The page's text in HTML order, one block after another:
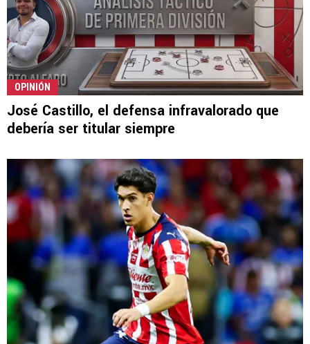
OPINIÓN
José Castillo, el defensa infravalorado que
debería ser titular siempre